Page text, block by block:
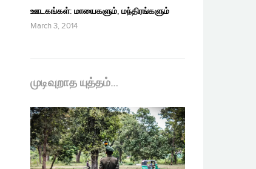
ஊடகங்கள்: மாயைகளும், மந்திரங்களும்
March 3, 2014
முடிவுறாத யுத்தம்…